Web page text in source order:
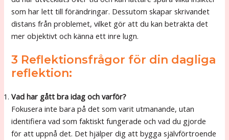
som har lett till förändringar. Dessutom skapar skrivandet
distans från problemet, vilket gör att du kan betrakta det
mer objektivt och känna ett inre lugn.
3 Reflektionsfrågor för din dagliga
reflektion:
Vad har gått bra idag och varför?
Fokusera inte bara på det som varit utmanande, utan
identifiera vad som faktiskt fungerade och vad du gjorde
för att uppnå det. Det hjälper dig att bygga självförtroende